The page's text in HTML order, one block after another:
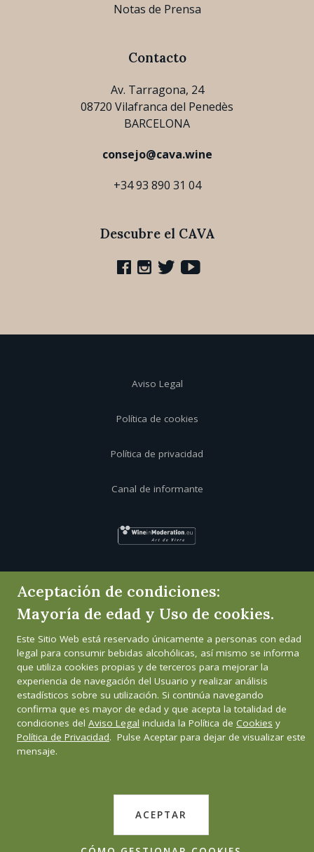
Notas de Prensa
Contacto
Av. Tarragona, 24
08720 Vilafranca del Penedès
BARCELONA
consejo@cava.wine
+34 93 890 31 04
Descubre el CAVA
Aviso Legal
Política de cookies
Política de privacidad
Canal de informante
Aceptación de condiciones:
Mayoría de edad y Uso de cookies.
Este Sitio Web está reservado únicamente a personas con edad
legal para consumir bebidas alcohólicas, así mismo se informa
que utiliza cookies propias y de terceros para mejorar la
experiencia de navegación del Usuario y realizar análisis
estadísticos sobre su utilización. Si continúa navegando
confirma que es mayor de edad y que acepta la totalidad de
condiciones del Aviso Legal incluida la Política de Cookies y
Política de Privacidad. Pulse Aceptar para dejar de visualizar este
mensaje.
ACEPTAR